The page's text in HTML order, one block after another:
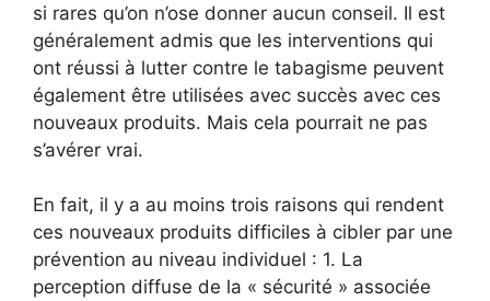
si rares qu’on n’ose donner aucun conseil. Il est
généralement admis que les interventions qui
ont réussi à lutter contre le tabagisme peuvent
également être utilisées avec succès avec ces
nouveaux produits. Mais cela pourrait ne pas
s’avérer vrai.
En fait, il y a au moins trois raisons qui rendent
ces nouveaux produits difficiles à cibler par une
prévention au niveau individuel : 1. La
perception diffuse de la « sécurité » associée